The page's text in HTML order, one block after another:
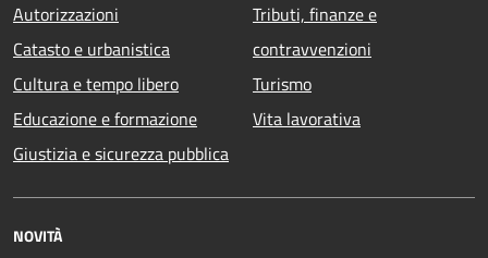
Autorizzazioni
Catasto e urbanistica
Cultura e tempo libero
Educazione e formazione
Giustizia e sicurezza pubblica
Tributi, finanze e
contravvenzioni
Turismo
Vita lavorativa
NOVITÀ